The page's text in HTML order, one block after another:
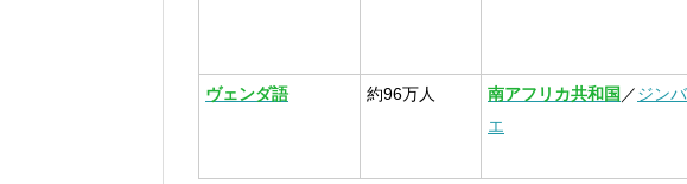
ヴェンダ語 約96万人 南アフリカ共和国 ／ジン
エ